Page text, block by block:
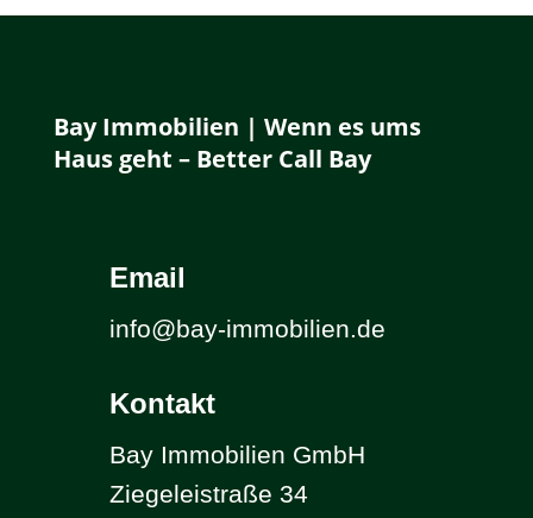
Bay Immobilien | Wenn es ums
Haus geht – Better Call Bay
Email
info@bay-immobilien.de
Kontakt
Bay Immobilien GmbH
Ziegeleistraße 34